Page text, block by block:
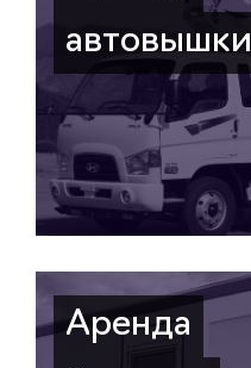
автовышки
Аренда